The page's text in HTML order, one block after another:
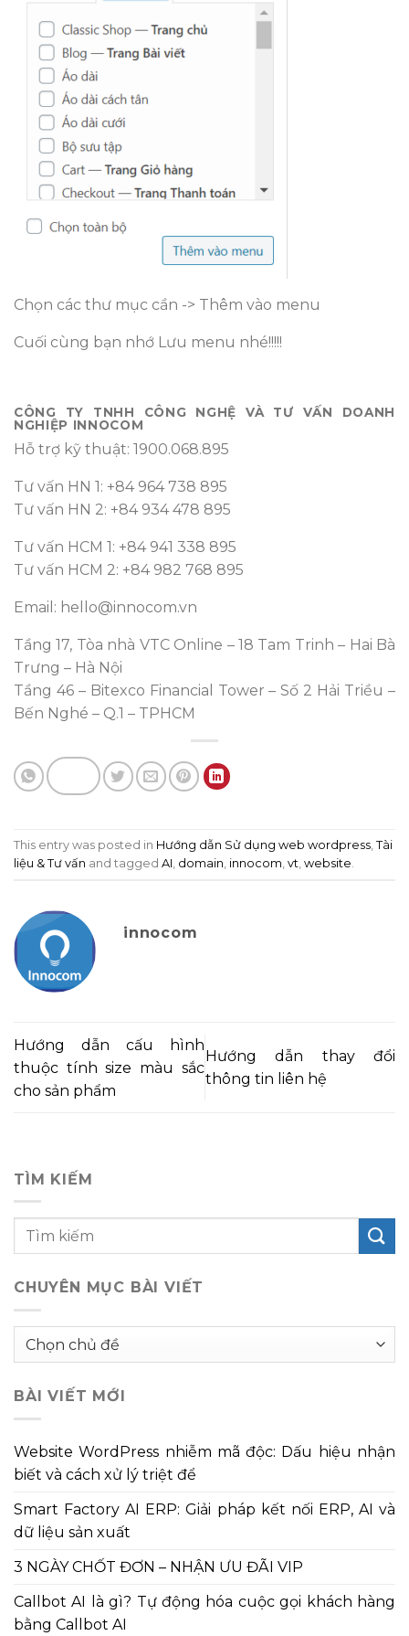
Chọn các thư mục cần -> Thêm vào menu
Cuối cùng bạn nhớ Lưu menu nhé!!!!!
CÔNG TY TNHH CÔNG NGHỆ VÀ TƯ VẤN DOANH
NGHIỆP INNOCOM
Hỗ trợ kỹ thuật: 1900.068.895
Tư vấn HN 1: +84 964 738 895
Tư vấn HN 2: +84 934 478 895
Tư vấn HCM 1: +84 941 338 895
Tư vấn HCM 2: +84 982 768 895
Email: hello@innocom.vn
Tầng 17, Tòa nhà VTC Online – 18 Tam Trinh – Hai Bà
Trưng – Hà Nội
Tầng 46 – Bitexco Financial Tower – Số 2 Hải Triều –
Bến Nghé – Q.1 – TPHCM
This entry was posted in Hướng dẫn Sử dụng web wordpress Tài
liệu & Tư vấn and tagged AI domain innocom vt website
innocom
Hướng dẫn cấu hình
thuộc tính size màu sắc
cho sản phẩm
Hướng dẫn thay đổi
thông tin liên hệ
TÌM KIẾM
CHUYÊN MỤC BÀI VIẾT
Chuyên
viết
BÀI VIẾT MỚI
Website WordPress nhiễm mã độc: Dấu hiệu nhận
biết và cách xử lý triệt để
Smart Factory AI ERP: Giải pháp kết nối ERP, AI và
dữ liệu sản xuất
3 NGÀY CHỐT ĐƠN – NHẬN ƯU ĐÃI VIP
Callbot AI là gì? Tự động hóa cuộc gọi khách hàng
bằng Callbot AI